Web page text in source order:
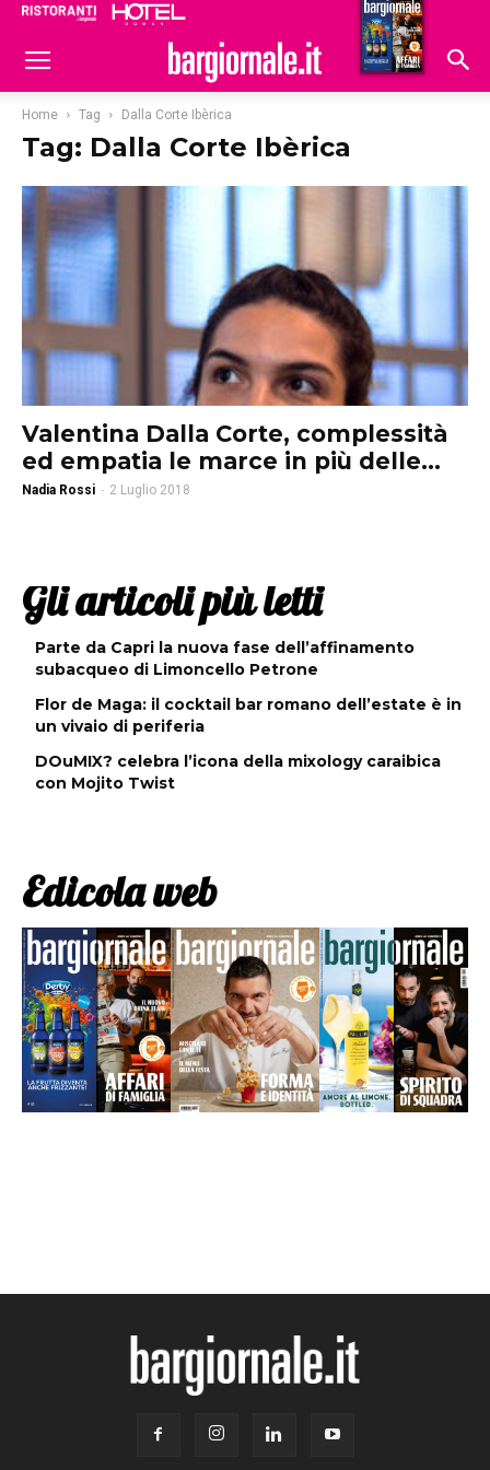
Hoteldomani
Home Tag Dalla Corte Ibèrica
Tag: Dalla Corte Ibèrica
Valentina Dalla Corte, complessità
ed empatia le marce in più delle...
Nadia Rossi - 2 Luglio 2018
Gli articoli più letti
Parte da Capri la nuova fase dell’affinamento
subacqueo di Limoncello Petrone
Flor de Maga: il cocktail bar romano dell’estate è in
un vivaio di periferia
DOuMIX? celebra l’icona della mixology caraibica
con Mojito Twist
Edicola web